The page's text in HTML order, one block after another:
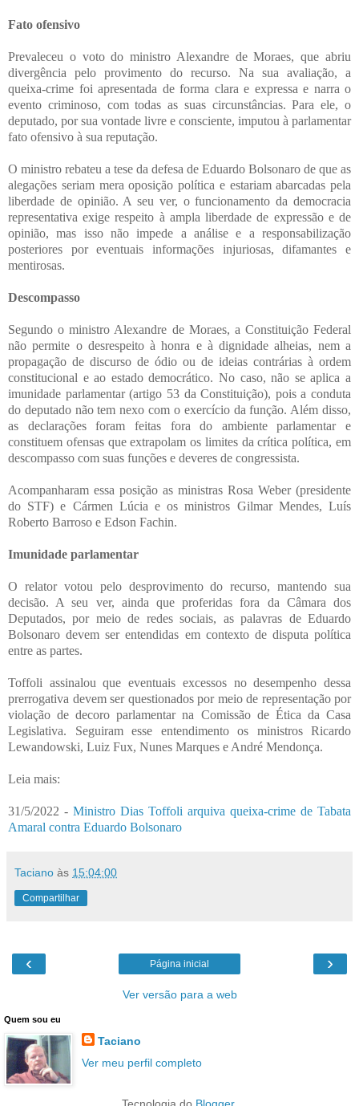
Fato ofensivo
Prevaleceu o voto do ministro Alexandre de Moraes, que abriu
divergência pelo provimento do recurso. Na sua avaliação, a
queixa-crime foi apresentada de forma clara e expressa e narra o
evento criminoso, com todas as suas circunstâncias. Para ele, o
deputado, por sua vontade livre e consciente, imputou à parlamentar
fato ofensivo à sua reputação.
O ministro rebateu a tese da defesa de Eduardo Bolsonaro de que as
alegações seriam mera oposição política e estariam abarcadas pela
liberdade de opinião. A seu ver, o funcionamento da democracia
representativa exige respeito à ampla liberdade de expressão e de
opinião, mas isso não impede a análise e a responsabilização
posteriores por eventuais informações injuriosas, difamantes e
mentirosas.
Descompasso
Segundo o ministro Alexandre de Moraes, a Constituição Federal
não permite o desrespeito à honra e à dignidade alheias, nem a
propagação de discurso de ódio ou de ideias contrárias à ordem
constitucional e ao estado democrático. No caso, não se aplica a
imunidade parlamentar (artigo 53 da Constituição), pois a conduta
do deputado não tem nexo com o exercício da função. Além disso,
as declarações foram feitas fora do ambiente parlamentar e
constituem ofensas que extrapolam os limites da crítica política, em
descompasso com suas funções e deveres de congressista.
Acompanharam essa posição as ministras Rosa Weber (presidente
do STF) e Cármen Lúcia e os ministros Gilmar Mendes, Luís
Roberto Barroso e Edson Fachin.
Imunidade parlamentar
O relator votou pelo desprovimento do recurso, mantendo sua
decisão. A seu ver, ainda que proferidas fora da Câmara dos
Deputados, por meio de redes sociais, as palavras de Eduardo
Bolsonaro devem ser entendidas em contexto de disputa política
entre as partes.
Toffoli assinalou que eventuais excessos no desempenho dessa
prerrogativa devem ser questionados por meio de representação por
violação de decoro parlamentar na Comissão de Ética da Casa
Legislativa. Seguiram esse entendimento os ministros Ricardo
Lewandowski, Luiz Fux, Nunes Marques e André Mendonça.
Leia mais:
31/5/2022 - Ministro Dias Toffoli arquiva queixa-crime de Tabata
Amaral contra Eduardo Bolsonaro
Taciano às 15:04:00
Compartilhar
‹ ›
Página inicial
Ver versão para a web
Quem sou eu
Taciano
Ver meu perfil completo